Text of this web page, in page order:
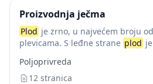
Proizvodnja ječma
Plod je zrno, u najvećem broju
plevicama. S leđne strane plod
pšenice, ćubicu. Oblika...
Poljoprivreda
12 stranica